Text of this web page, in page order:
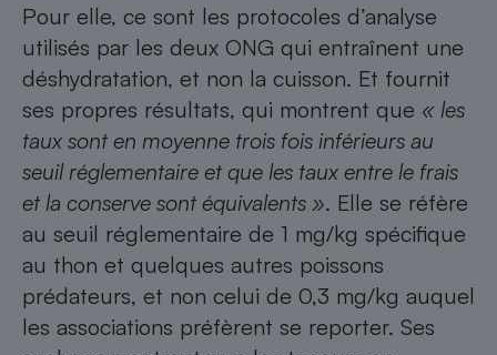
Pour elle, ce sont les protocoles d’analyse
utilisés par les deux ONG qui entraînent une
déshydratation, et non la cuisson. Et fournit
ses propres résultats, qui montrent que « les
taux sont en moyenne trois fois inférieurs au
seuil réglementaire et que les taux entre le frais
et la conserve sont équivalents ». Elle se réfère
au seuil réglementaire de 1 mg/kg spécifique
au thon et quelques autres poissons
prédateurs, et non celui de 0,3 mg/kg auquel
les associations préfèrent se reporter. Ses